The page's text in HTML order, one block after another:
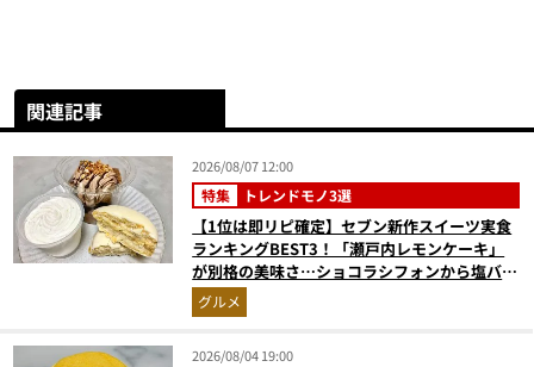
関連記事
2026/08/07 12:00
特集 トレンドモノ3選
【1位は即リピ確定】セブン新作スイーツ実食
ランキングBEST3！「瀬戸内レモンケーキ」
が別格の美味さ…ショコラシフォンから塩バニ
ラプリンまで本気レビュー
グルメ
2026/08/04 19:00